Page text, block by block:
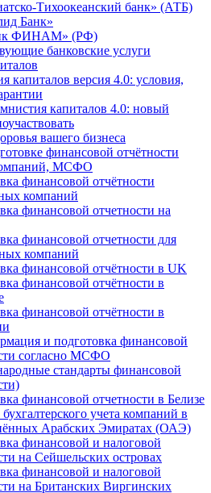
Тихоокеанский банк» (АТБ)
Банк»
ФИНАМ» (РФ)
банковские услуги
капиталов версия 4.0: условия,
капиталов 4.0: новый
вашего бизнеса
финансовой отчётности
МСФО
финансовой отчётности
компаний
финансовой отчетности на
финансовой отчетности для
компаний
финансовой отчётности в UK
финансовой отчётности в
финансовой отчётности в
и подготовка финансовой
согласно МСФО
стандарты финансовой
финансовой отчетности в Белизе
учета компаний в
Арабских Эмиратах (ОАЭ)
финансовой и налоговой
на Сейшельских островах
финансовой и налоговой
на Британских Виргинских